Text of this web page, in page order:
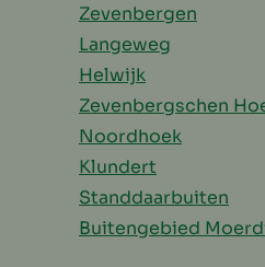
Zevenbergen
Langeweg
Helwijk
Zevenbergschen
Noordhoek
Klundert
Standdaarbuiten
Buitengebied